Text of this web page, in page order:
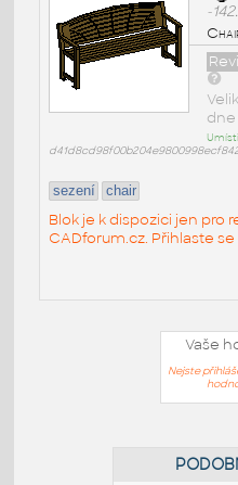
-
dne
sezení chair
Blok je k dispozici jen pro
CADforum.cz. Přihlaste se
Vaše
Nejste